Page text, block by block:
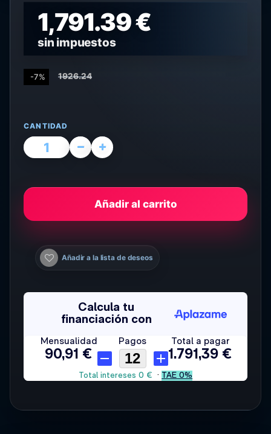
1,791.39 €
sin impuestos
-7% 1926.24
CANTIDAD
Añadir al carrito
Añadir a la lista de deseos